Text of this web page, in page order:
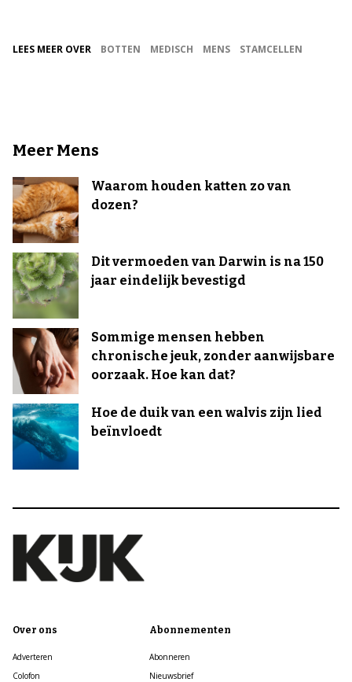
LEES MEER OVER BOTTEN MEDISCH MENS STAMCELLEN
Meer Mens
Waarom houden katten zo van
dozen?
Dit vermoeden van Darwin is na 150
jaar eindelijk bevestigd
Sommige mensen hebben
chronische jeuk, zonder aanwijsbare
oorzaak. Hoe kan dat?
Hoe de duik van een walvis zijn lied
beïnvloedt
Over ons
Adverteren
Colofon
Abonnementen
Abonneren
Nieuwsbrief